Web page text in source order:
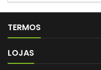
TERMOS
LOJAS